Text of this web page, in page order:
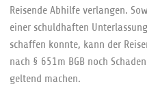
Reisende Abhilfe verlangen.
einer schuldhaften
schaffen konnte, kann der
nach § 651m BGB noch
geltend machen.